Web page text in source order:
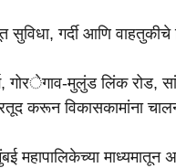
गर्दी आणि वाहतुकीचे
गोरेगाव-मुलुंड लिंक रोड,
करून विकासकामांना
महापालिकेच्या